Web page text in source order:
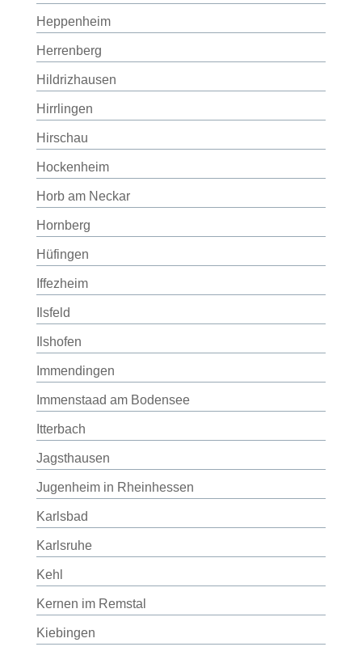
Heppenheim
Herrenberg
Hildrizhausen
Hirrlingen
Hirschau
Hockenheim
Horb am Neckar
Hornberg
Hüfingen
Iffezheim
Ilsfeld
Ilshofen
Immendingen
Immenstaad am Bodensee
Itterbach
Jagsthausen
Jugenheim in Rheinhessen
Karlsbad
Karlsruhe
Kehl
Kernen im Remstal
Kiebingen